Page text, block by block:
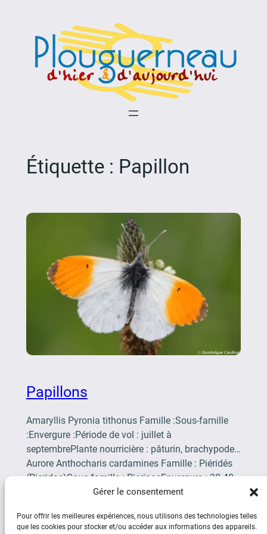
Gérer le consentement
Pour offrir les meilleures expériences, nous utilisons des technologies telles
que les cookies pour stocker et/ou accéder aux informations des appareils.
Étiquette : Papillon
Papillons
Amaryllis Pyronia tithonus Famille :Sous-famille
:Envergure :Période de vol : juillet à
septembrePlante nourricière : pâturin, brachypode…
Aurore Anthocharis cardamines Famille : Piéridés
(Pieridae)Sous-famille : PierinaeEnvergure : 38-48
mmPériode de […]